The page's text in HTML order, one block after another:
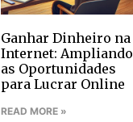
Ganhar Dinheiro na
Internet: Ampliando
as Oportunidades
para Lucrar Online
READ MORE »